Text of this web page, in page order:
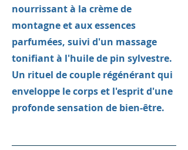
nourrissant à la crème de
montagne et aux essences
parfumées, suivi d'un massage
tonifiant à l'huile de pin sylvestre.
Un rituel de couple régénérant qui
enveloppe le corps et l'esprit d'une
profonde sensation de bien-être.